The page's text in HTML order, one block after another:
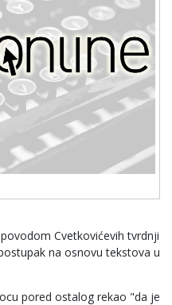
Cvetkovićevih tvrdnji
na osnovu tekstova u
pored ostalog rekao "da je